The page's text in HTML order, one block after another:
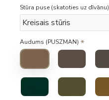
Stūra puse (skatoties uz dīvānu)
Audums (PUSZMAN)